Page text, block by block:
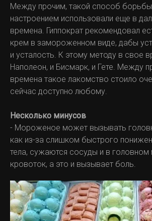
Между прочим, такой способ
настроением использовали еще в
времена. Гиппократ рекомендовал
крем в замороженном виде, дабы
и усталость. К этому методу в свое
Наполеон, и Бисмарк, и Гете. Между
времена такое лакомство стоило
сейчас доступно любому.
Несколько минусов
- Мороженое может вызывать
как из-за слишком быстрого
тела, сужаются сосуды и в головном
кровоток, а это и вызывает боль.